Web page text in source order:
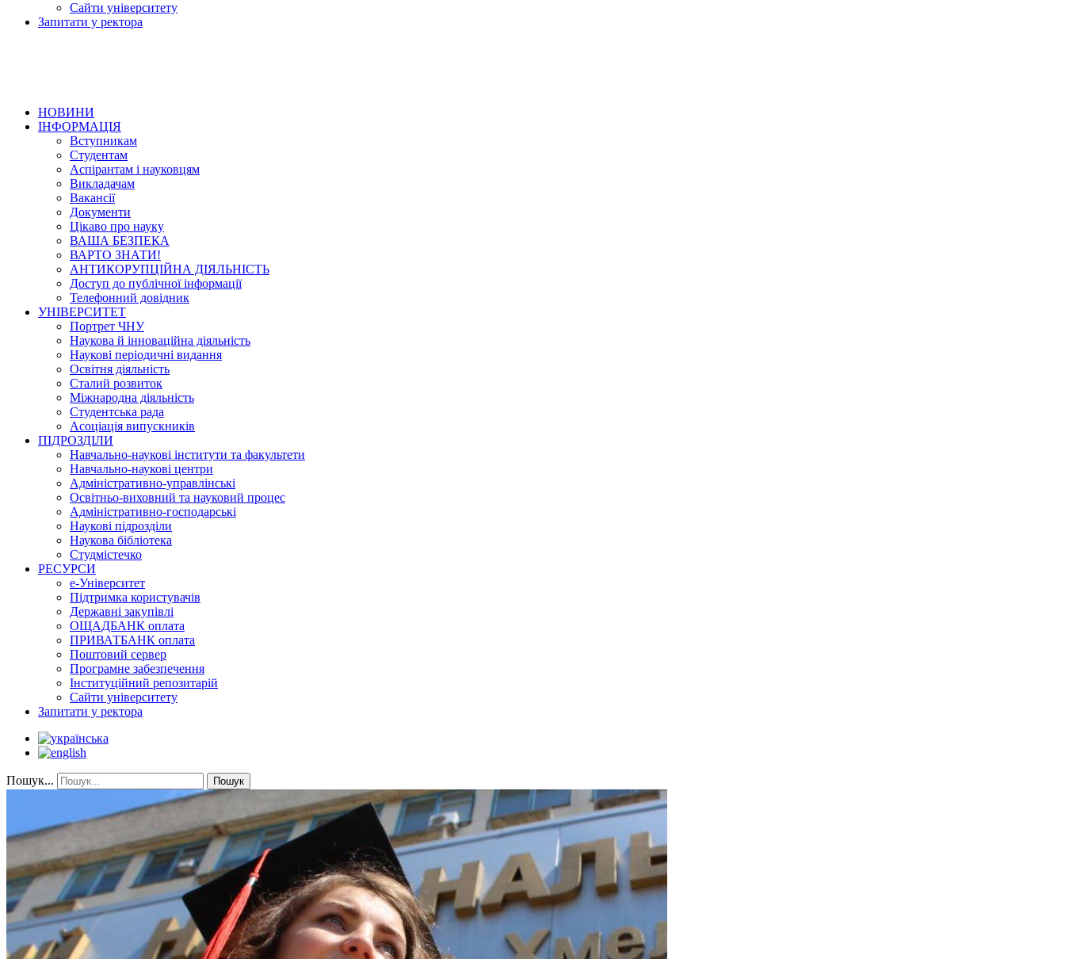
Сайти університету
Запитати у ректора
НОВИНИ
ІНФОРМАЦІЯ
Вступникам
Студентам
Аспірантам і науковцям
Викладачам
Вакансії
Документи
Цікаво про науку
ВАША БЕЗПЕКА
ВАРТО ЗНАТИ!
АНТИКОРУПЦІЙНА ДІЯЛЬНІСТЬ
Доступ до публічної інформації
Телефонний довідник
УНІВЕРСИТЕТ
Портрет ЧНУ
Наукова й інноваційна діяльність
Наукові періодичні видання
Освітня діяльність
Сталий розвиток
Міжнародна діяльність
Студентська рада
Асоціація випускників
ПІДРОЗДІЛИ
Навчально-наукові інститути та факультети
Навчально-наукові центри
Адміністративно-управлінські
Освітньо-виховний та науковий процес
Адміністративно-господарські
Наукові підрозділи
Наукова бібліотека
Студмістечко
РЕСУРСИ
е-Університет
Підтримка користувачів
Державні закупівлі
ОЩАДБАНК оплата
ПРИВАТБАНК оплата
Поштовий сервер
Програмне забезпечення
Інституційний репозитарій
Сайти університету
Запитати у ректора
Пошук... Пошук